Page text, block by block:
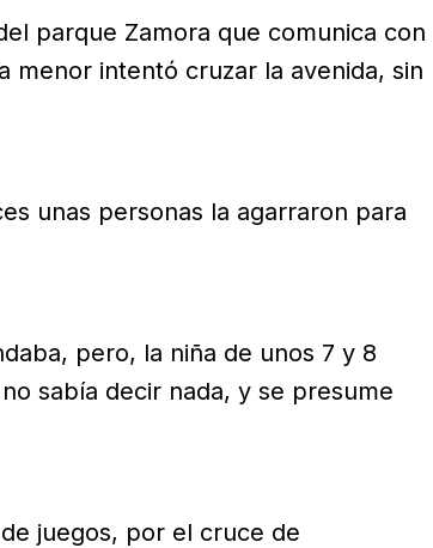
parque Zamora que comunica con
menor intentó cruzar la avenida, sin
unas personas la agarraron para
pero, la niña de unos 7 y 8
sabía decir nada, y se presume
juegos, por el cruce de